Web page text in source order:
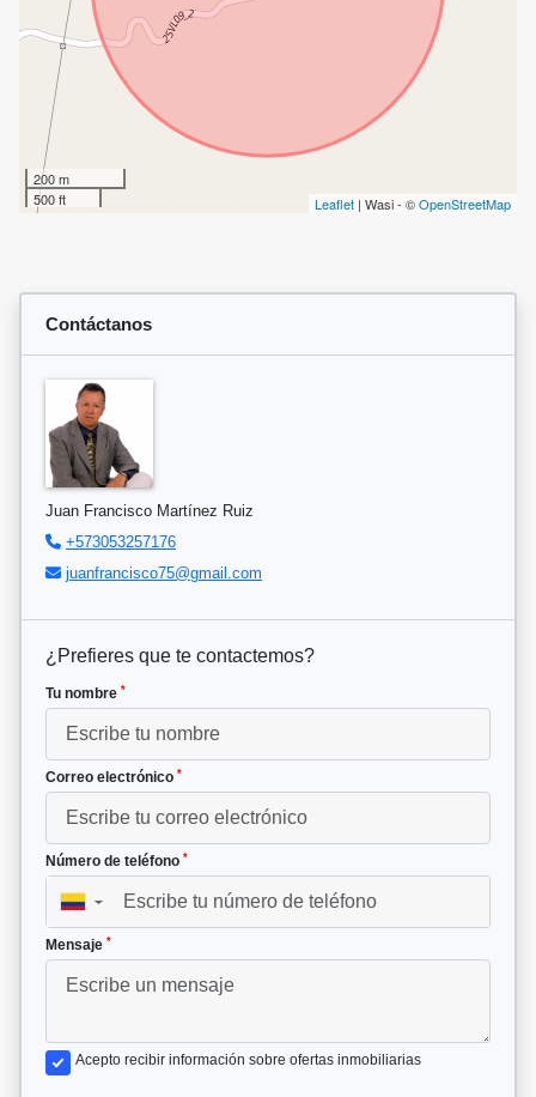
200 m
500 ft
Leaflet | Wasi - ©OpenStreetMap
Contáctanos
Juan Francisco Martínez Ruiz
+573053257176
juanfrancisco75@gmail.com
¿Prefieres que te contactemos?
Tu nombre *
Correo electrónico *
Número de teléfono *
▼
Mensaje *
Acepto recibir información sobre ofertas inmobiliarias